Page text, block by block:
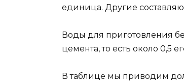
единица. Другие
Воды для приготовления
цемента, то есть около 0,5
В таблице мы приводим